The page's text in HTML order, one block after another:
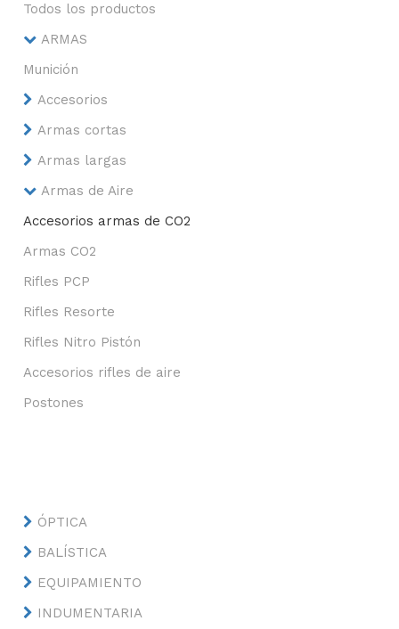
Todos los productos
ARMAS
Munición
Accesorios
Armas cortas
Armas largas
Armas de Aire
Accesorios armas de CO2
Armas CO2
Rifles PCP
Rifles Resorte
Rifles Nitro Pistón
Accesorios rifles de aire
Postones
ÓPTICA
BALÍSTICA
EQUIPAMIENTO
INDUMENTARIA